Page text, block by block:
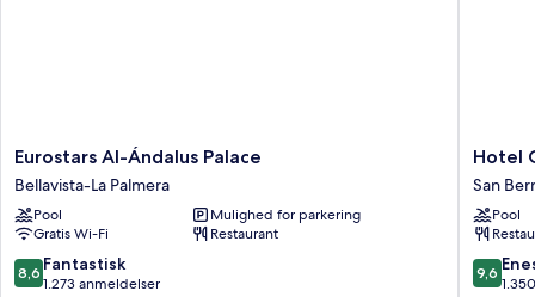
Eurostars
Al-
Ándalus
Palace
Bellavista-
La
Palmera
Eurostars Al-Ándalus Palace
Bellavista-La Palmera
Pool
Mulighed for parkering
Gratis Wi-Fi
Restaurant
8.6
ud
8,6 Fantastisk
1.273 anmeldelser
Hotel
Giralda
Center
San
Hotel
San
Pool
9.6
ud
9,6